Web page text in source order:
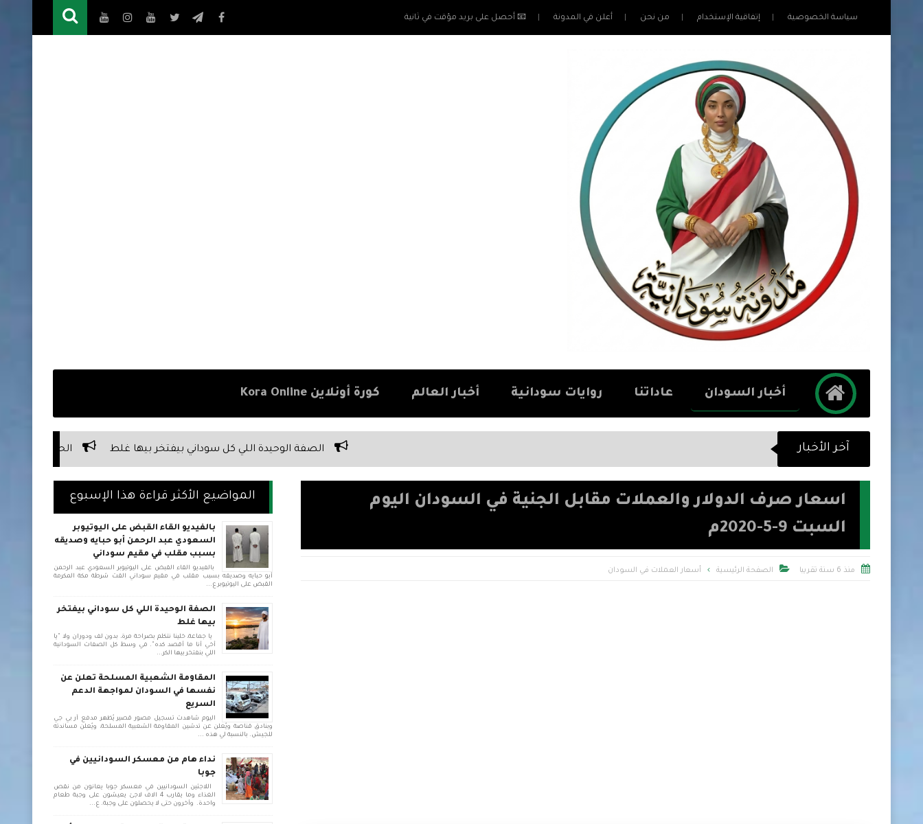
سياسة الخصوصية إتفاقية الإستخدام من نحن أعلن في المدونة 📧 أحصل على بريد مؤقت في ثانية
أخبار السودان عاداتنا روايات سودانية أخبار العالم كورة أونلاين Kora Online
آخر الأخبار الصفة الوحيدة اللي كل سوداني بيفتخر بيها غلط الحقيقة المرة عن علاقة السوداني بأبوه
اسعار صرف الدولار والعملات مقابل الجنية في السودان اليوم
السبت 9-5-2020م
 منذ 6 سنة تقريبا  الصفحة الرئيسية أسعار العملات في السودان
المواضيع الأكثر قراءة هذا الإسبوع
بالفيديو القاء القبض على اليوتيوبر
السعودي عبد الرحمن أبو حبايه وصديقه
بسبب مقلب في مقيم سوداني
بالفيديو القاء القبض على اليوتيوبر السعودي عبد الرحمن
أبو حبايه وصديقه بسبب مقلب في مقيم سوداني القت شرطة مكة المكرمة
القبض على اليوتيوبر ع...
الصفة الوحيدة اللي كل سوداني بيفتخر
بيها غلط
يا جماعة، خلينا نتكلم بصراحة مرة، بدون لف ودوران ولا "يا
أخي أنا ما أقصد كده". في وسط كل الصفات السودانية
اللي بنفتخر بيها الكر...
المقاومة الشعبية المسلحة تعلن عن
نفسها في السودان لمواجهة الدعم
السريع
اليوم شاهدت تسجيل مصور قصير يُظهر مدفع آر بي جي
وبنادق قناصة ويُعلن عن تدشين المقاومة الشعبية المسلحة، ويُعلن مساندته
للجيش. بالنسبة لي هذه ...
نداء هام من معسكر السودانيين في
جوبا
اللاجئين السودانيين في معسكر جوبا يعانون من نقص
الغذاء وما يقارب 4 الاف لاجئ يعيشون على وجبة طعام
واحدة. وأخرون حتى لا يحصلون على وجبة. ع...